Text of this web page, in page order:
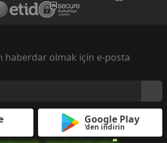
haberdar olmak için e-posta
Google Play
'den indirin